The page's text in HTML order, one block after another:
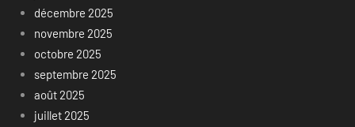
décembre 2025
novembre 2025
octobre 2025
septembre 2025
août 2025
juillet 2025